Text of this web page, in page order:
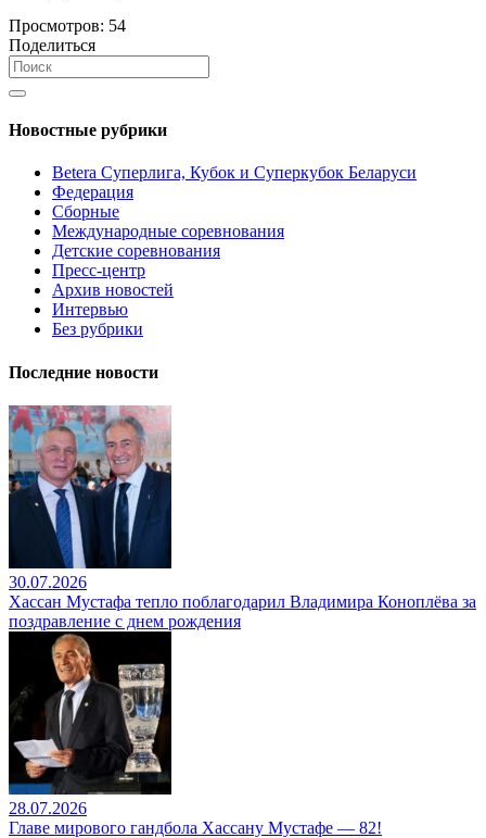
Просмотров: 54
Поделиться
Новостные рубрики
Betera Суперлига, Кубок и Суперкубок Беларуси
Федерация
Сборные
Международные соревнования
Детские соревнования
Пресс-центр
Архив новостей
Интервью
Без рубрики
Последние новости
30.07.2026
Хассан Мустафа тепло поблагодарил Владимира Коноплёва за
поздравление с днем рождения
28.07.2026
Главе мирового гандбола Хассану Мустафе — 82!